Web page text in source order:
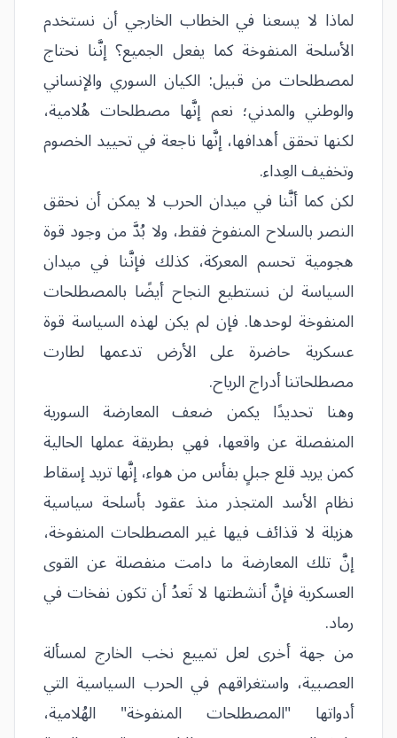
لماذا لا يسعنا في الخطاب الخارجي أن نستخدم
الأسلحة المنفوخة كما يفعل الجميع؟ إنَّنا نحتاج
لمصطلحات من قبيل: الكيان السوري والإنساني
والوطني والمدني؛ نعم إنَّها مصطلحات هُلامية،
لكنها تحقق أهدافها، إنَّها ناجعة في تحييد الخصوم
وتخفيف العِداء.
لكن كما أنَّنا في ميدان الحرب لا يمكن أن نحقق
النصر بالسلاح المنفوخ فقط، ولا بُدَّ من وجود قوة
هجومية تحسم المعركة، كذلك فإنَّنا في ميدان
السياسة لن نستطيع النجاح أيضًا بالمصطلحات
المنفوخة لوحدها. فإن لم يكن لهذه السياسة قوة
عسكرية حاضرة على الأرض تدعمها لطارت
مصطلحاتنا أدراج الرياح.
وهنا تحديدًا يكمن ضعف المعارضة السورية
المنفصلة عن واقعها، فهي بطريقة عملها الحالية
كمن يريد قلع جبلٍ بفأس من هواء، إنَّها تريد إسقاط
نظام الأسد المتجذر منذ عقود بأسلحة سياسية
هزيلة لا قذائف فيها غير المصطلحات المنفوخة،
إنَّ تلك المعارضة ما دامت منفصلة عن القوى
العسكرية فإنَّ أنشطتها لا تَعدُ أن تكون نفخات في
رماد.
من جهة أخرى لعل تمييع نخب الخارج لمسألة
العصبية، واستغراقهم في الحرب السياسية التي
أدواتها "المصطلحات المنفوخة" الهُلامية،